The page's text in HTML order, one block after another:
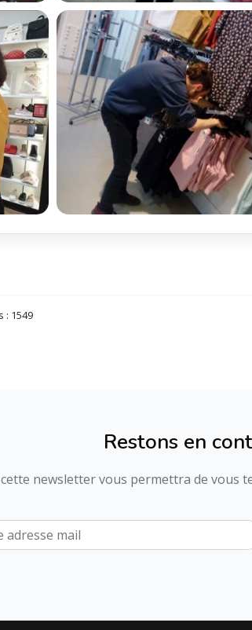
: 1549
Restons en
newsletter vous permettra de vous